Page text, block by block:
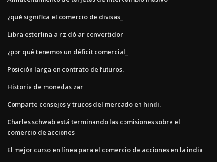
¿qué significa el comercio de divisas_
Libra esterlina a nz dólar convertidor
¿por qué tenemos un déficit comercial_
Posición larga en contrato de futuros.
Historia de monedas zar
Comparte consejos y trucos del mercado en hindi.
Charles schwab está terminando las comisiones sobre el
comercio de acciones
El mejor curso en línea para el comercio de acciones en la india